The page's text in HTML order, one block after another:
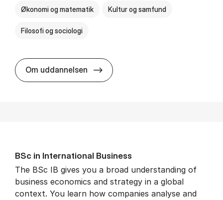
Økonomi og matematik Kultur og samfund
Filosofi og sociologi
Om uddannelsen BSc in Busi­ness Ad­min­is­tra­tion
BSc in In­ter­na­tion­al Busi­ness
The BSc IB gives you a broad understanding of
business economics and strategy in a global
context. You learn how companies analyse and